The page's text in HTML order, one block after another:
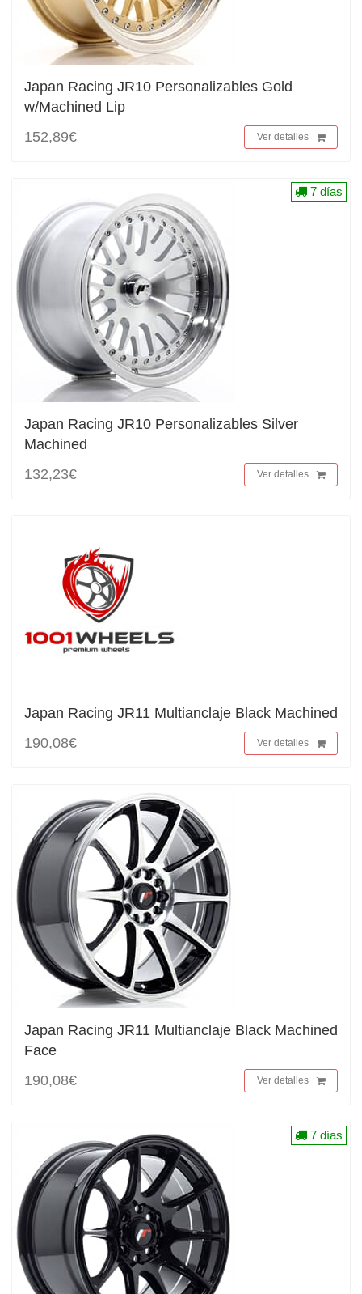
Japan Racing JR10 Personalizables Gold
w/Machined Lip
152,89€
Ver detalles
Japan Racing JR10 Personalizables Silver
Machined
132,23€
Ver detalles
7 días
Japan Racing JR11 Multianclaje Black Machined
190,08€
Ver detalles
Japan Racing JR11 Multianclaje Black Machined
Face
190,08€
Ver detalles
7 días